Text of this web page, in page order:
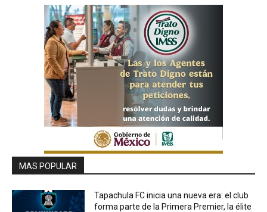
MAS POPULAR
Tapachula FC inicia una nueva era: el club
forma parte de la Primera Premier, la élite